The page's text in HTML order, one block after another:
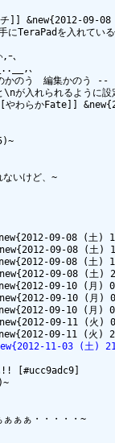
チ]] &new{2012-09-
左手にTeraPadを入
　　　　　　　　　
　,'⌒,ｰ､　　　　
、 　 　 　
のかのう　編集か
\nが入れられるよ
[[やわらかFate]]
ないけど、~
09-08 (土)
09-08 (土)
09-08 (土)
09-08 (土)
09-10 (月)
09-10 (月)
09-10 (月)
09-11 (火)
11-03 (土)